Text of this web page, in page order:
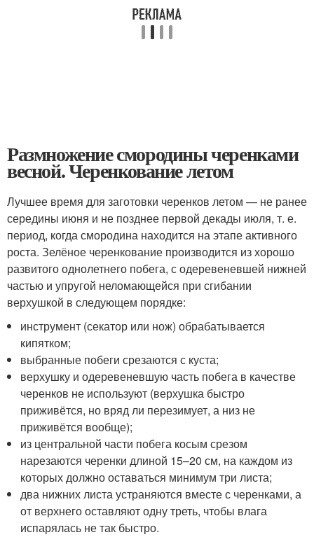
Размножение смородины черенками
весной. Черенкование летом
Лучшее время для заготовки черенков летом — не ранее
середины июня и не позднее первой декады июля, т. е.
период, когда смородина находится на этапе активного
роста. Зелёное черенкование производится из хорошо
развитого однолетнего побега, с одеревеневшей нижней
частью и упругой неломающейся при сгибании
верхушкой в следующем порядке:
инструмент (секатор или нож) обрабатывается
кипятком;
выбранные побеги срезаются с куста;
верхушку и одеревеневшую часть побега в качестве
черенков не используют (верхушка быстро
приживётся, но вряд ли перезимует, а низ не
приживётся вообще);
из центральной части побега косым срезом
нарезаются черенки длиной 15–20 см, на каждом из
которых должно оставаться минимум три листа;
два нижних листа устраняются вместе с черенками, а
от верхнего оставляют одну треть, чтобы влага
испарялась не так быстро.